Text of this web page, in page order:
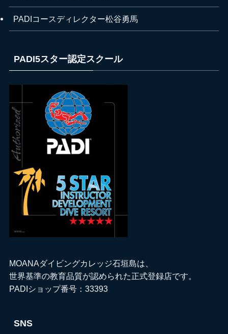
PADIコースディレクター松谷勇馬
PADI5スター認定スクール
MOANAダイビングカレッジ石垣島は、
世界基準の教育品質が認められた正式登録店です。
PADIショップ番号：33393
SNS